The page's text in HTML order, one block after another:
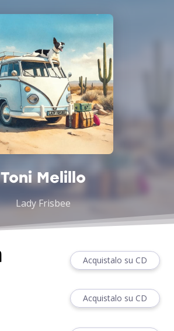
Toni Melillo
Lady Frisbee
Acquistalo su CD
Acquistalo su CD